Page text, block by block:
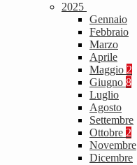
2025
Gennaio
Febbraio
Marzo
Aprile
Maggio 2
Giugno 8
Luglio
Agosto
Settembre
Ottobre 2
Novembre
Dicembre